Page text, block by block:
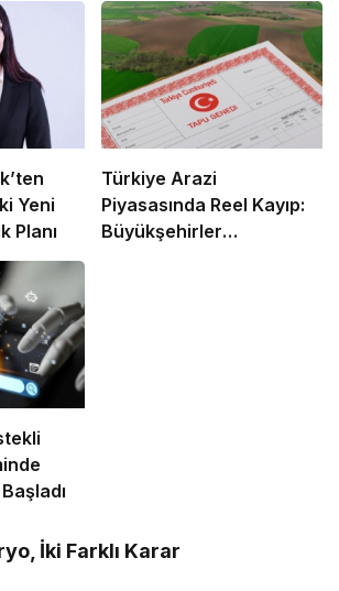
Yeni
Planı
Türkiye Arazi
Piyasasında Reel Kayıp:
Büyükşehirler
İki Farklı Karar